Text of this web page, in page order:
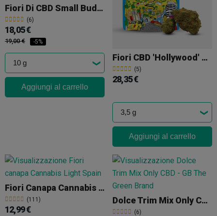
Fiori Di CBD Small Buds 'Sweet Island Skunk' The Tree
(6)
18,05 €
19,00 € -5%
Aggiungi al carrello
Fiori CBD 'Hollywood' Cookies
(5)
28,35 €
Aggiungi al carrello
Fiori Canapa Cannabis Light Spain
(111)
12,99 €
Dolce Trim Mix Only CBD
(6)